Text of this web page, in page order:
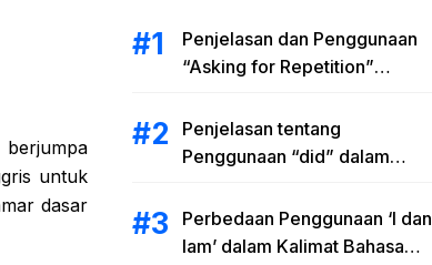
untuk
dasar
Penjelasan dan Penggunaan
“Asking for Repetition”
dan Latihan Soal
Penjelasan tentang
Penggunaan “did” dalam
Perbedaan Penggunaan ‘I dan
Iam’ dalam Kalimat Bahasa